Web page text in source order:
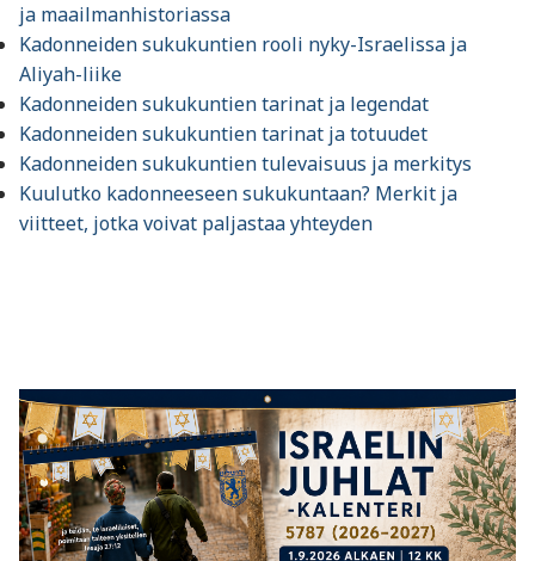
ja maailmanhistoriassa
Kadonneiden sukukuntien rooli nyky-Israelissa ja
Aliyah-liike
Kadonneiden sukukuntien tarinat ja legendat
Kadonneiden sukukuntien tarinat ja totuudet
Kadonneiden sukukuntien tulevaisuus ja merkitys
Kuulutko kadonneeseen sukukuntaan? Merkit ja
viitteet, jotka voivat paljastaa yhteyden